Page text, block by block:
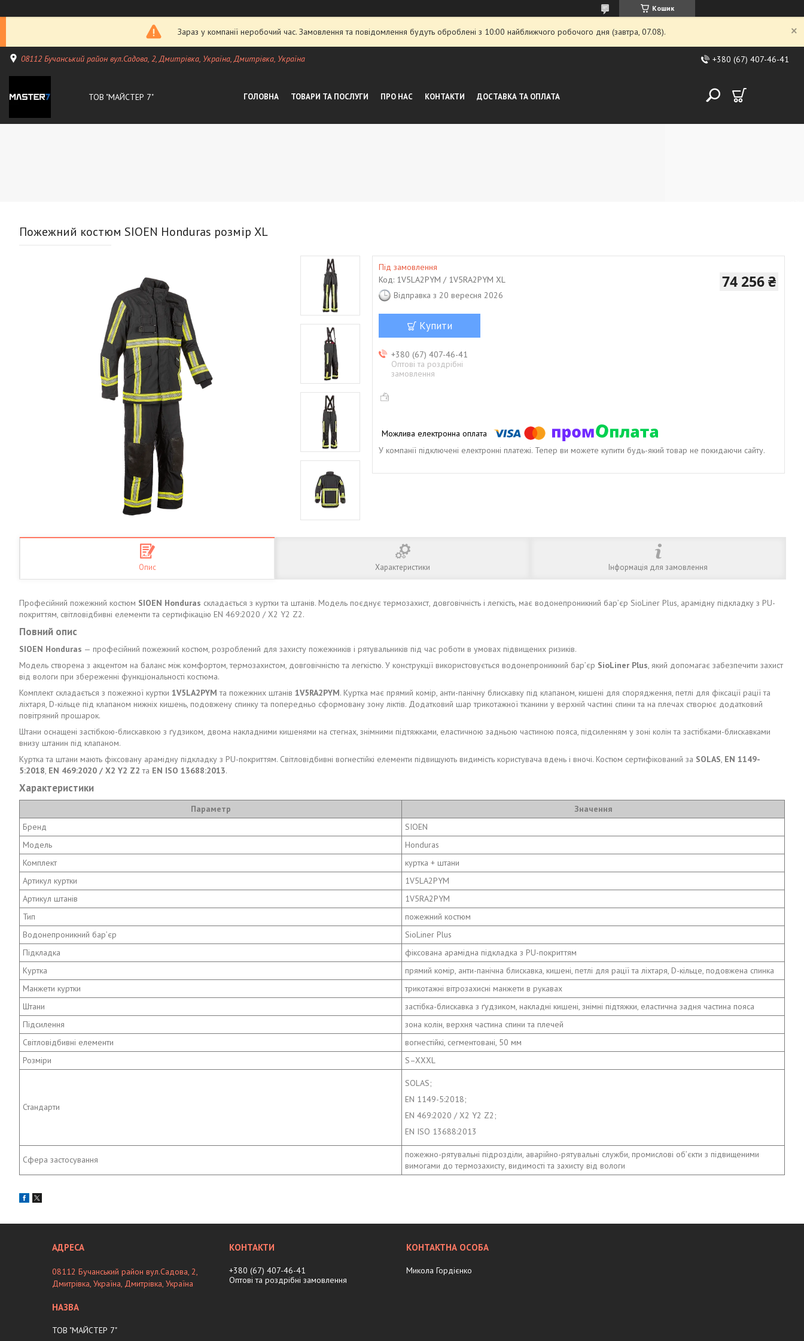
Кошик
Зараз у компанії неробочий час. Замовлення та повідомлення будуть оброблені з 10:00 найближчого робочого дня (завтра, 07.08).
08112 Бучанський район вул.Садова, 2, Дмитрівка, Україна, Дмитрiвка, Україна +380 (67) 407-46-41
ТОВ "МАЙСТЕР 7" ГОЛОВНА ТОВАРИ ТА ПОСЛУГИ ПРО НАС КОНТАКТИ ДОСТАВКА ТА ОПЛАТА
Пожежний костюм SIOEN Honduras розмір XL
Під замовлення
Код: 1V5LA2PYM / 1V5RA2PYM XL
Відправка з 20 вересня 2026
74 256 ₴
Купити
+380 (67) 407-46-41
Оптові та роздрібні
замовлення
У компанії підключені електронні платежі. Тепер ви можете купити будь-який товар не покидаючи сайту.
Опис Характеристики Інформація для замовлення
Професійний пожежний костюм SIOEN Honduras складається з куртки та штанів. Модель поєднує термозахист, довговічність і легкість, має водонепроникний бар’єр SioLiner Plus, арамідну підкладку з PU-
покриттям, світловідбивні елементи та сертифікацію EN 469:2020 / X2 Y2 Z2.
Повний опис
SIOEN Honduras — професійний пожежний костюм, розроблений для захисту пожежників і рятувальників під час роботи в умовах підвищених ризиків.
Модель створена з акцентом на баланс між комфортом, термозахистом, довговічністю та легкістю. У конструкції використовується водонепроникний бар’єр SioLiner Plus, який допомагає забезпечити захист
від вологи при збереженні функціональності костюма.
Комплект складається з пожежної куртки 1V5LA2PYM та пожежних штанів 1V5RA2PYM. Куртка має прямий комір, анти-панічну блискавку під клапаном, кишені для спорядження, петлі для фіксації рації та
ліхтаря, D-кільце під клапаном нижніх кишень, подовжену спинку та попередньо сформовану зону ліктів. Додатковий шар трикотажної тканини у верхній частині спини та на плечах створює додатковий
повітряний прошарок.
Штани оснащені застібкою-блискавкою з ґудзиком, двома накладними кишенями на стегнах, знімними підтяжками, еластичною задньою частиною пояса, підсиленням у зоні колін та застібками-блискавками
внизу штанин під клапаном.
Куртка та штани мають фіксовану арамідну підкладку з PU-покриттям. Світловідбивні вогнестійкі елементи підвищують видимість користувача вдень і вночі. Костюм сертифікований за SOLAS, EN 1149-
5:2018, EN 469:2020 / X2 Y2 Z2 та EN ISO 13688:2013.
Характеристики
Параметр
Значення
Бренд
SIOEN
Модель
Honduras
Комплект
куртка + штани
Артикул куртки
1V5LA2PYM
Артикул штанів
1V5RA2PYM
Тип
пожежний костюм
Водонепроникний бар’єр
SioLiner Plus
Підкладка
фіксована арамідна підкладка з PU-покриттям
Куртка
прямий комір, анти-панічна блискавка, кишені, петлі для рації та ліхтаря, D-кільце, подовжена спинка
Манжети куртки
трикотажні вітрозахисні манжети в рукавах
Штани
застібка-блискавка з ґудзиком, накладні кишені, знімні підтяжки, еластична задня частина пояса
Підсилення
зона колін, верхня частина спини та плечей
Світловідбивні елементи
вогнестійкі, сегментовані, 50 мм
Розміри
S–XXXL
Стандарти
SOLAS;
EN 1149-5:2018;
EN 469:2020 / X2 Y2 Z2;
EN ISO 13688:2013
Сфера застосування
пожежно-рятувальні підрозділи, аварійно-рятувальні служби, промислові об’єкти з підвищеними
вимогами до термозахисту, видимості та захисту від вологи
08112 Бучанський район вул.Садова, 2,
Дмитрівка, Україна, Дмитрiвка, Україна
ТОВ "МАЙСТЕР 7"
+380 (67) 407-46-41
Оптові та роздрібні замовлення
Микола Гордієнко